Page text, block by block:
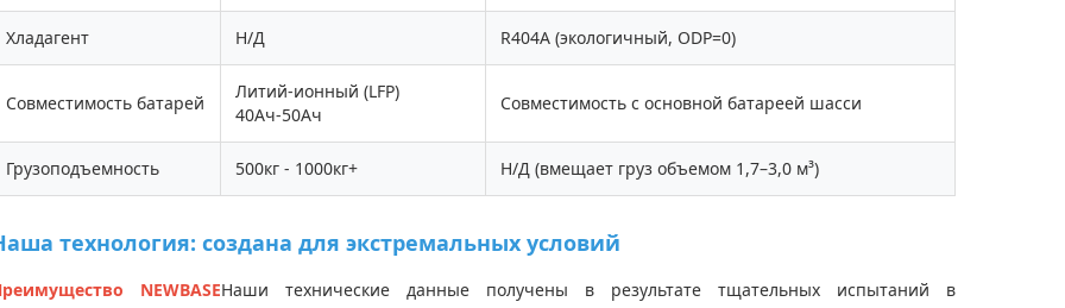
Хладагент Н/Д R404A (экологичный, ODP=0)
Совместимость батарей
Литий-ионный (LFP)
40Ач-50Ач
Совместимость с основной батареей шасси
Грузоподъемность 500кг - 1000кг+ Н/Д (вмещает груз объемом 1,7–3,0 м³)
технология: создана для экстремальных условий
NEWBASEНаши технические данные получены в результате тщательных испытаний в